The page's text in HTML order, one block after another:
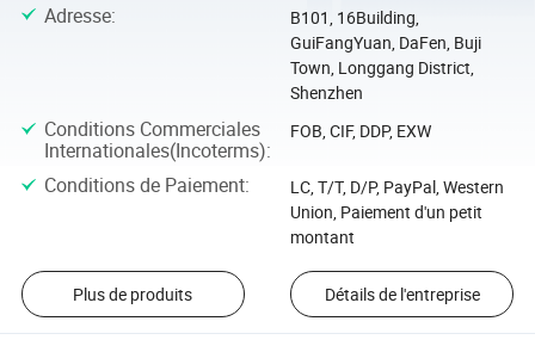
Adresse:
B101, 16Building,
GuiFangYuan, DaFen, Buji
Town, Longgang District,
Shenzhen
Conditions Commerciales
Internationales(Incoterms):
FOB, CIF, DDP, EXW
Conditions de Paiement:
LC, T/T, D/P, PayPal, Western
Union, Paiement d'un petit
montant
Plus de produits Détails de l'entreprise